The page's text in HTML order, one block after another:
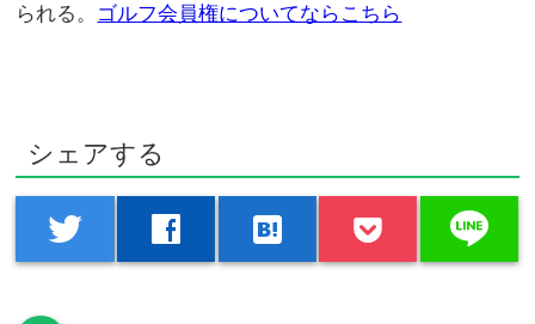
られる。 ゴルフ会員権についてならこちら
シェアする
twitter facebook hatenabookmark line